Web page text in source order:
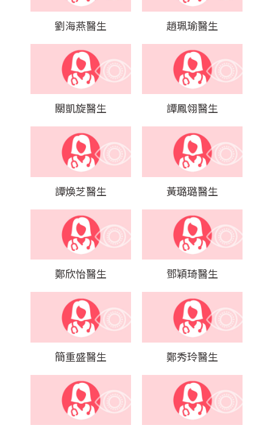
劉海燕醫生 趙珮瑜醫生
關凱旋醫生 譚鳳翎醫生
譚煥芝醫生 黃璐璐醫生
鄭欣怡醫生 鄧穎琦醫生
簡重盛醫生 鄭秀玲醫生